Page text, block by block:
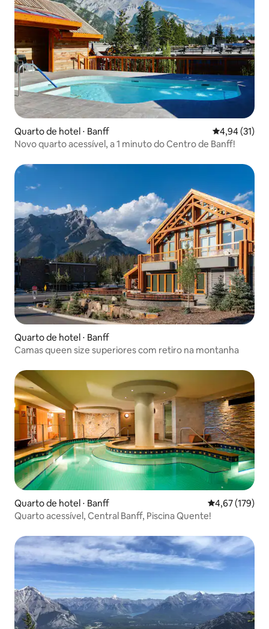
Quarto de hotel ⋅ Banff 4,94 de uma
4,94 (31)
Novo quarto acessível, a 1 minuto do Centro de Banff!
Quarto de hotel ⋅ Banff
Camas queen size superiores com retiro na montanha
Quarto de hotel ⋅ Banff 4,67 de uma
4,67 (179)
Quarto acessível, Central Banff, Piscina Quente!